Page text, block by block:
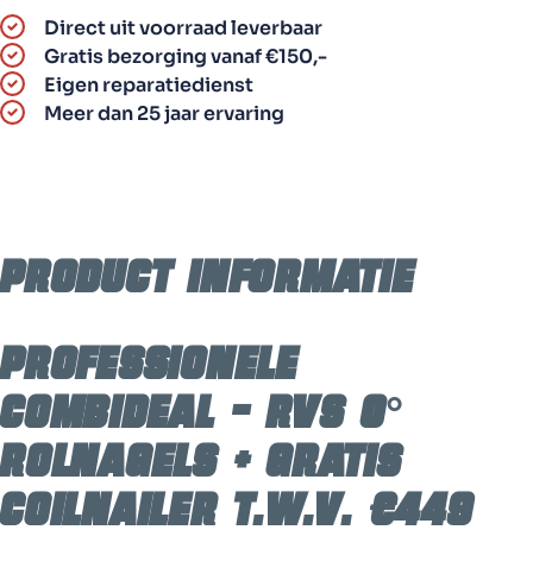
|
3
dozen
0°
RVS
GRATIS
RF-
coilnailer
aantal
Direct uit voorraad leverbaar
Gratis bezorging vanaf €150,-
Eigen reparatiedienst
Meer dan 25 jaar ervaring
Product informatie
Professionele
combideal – RVS 0°
rolnagels + gratis
coilnailer t.w.v. €449